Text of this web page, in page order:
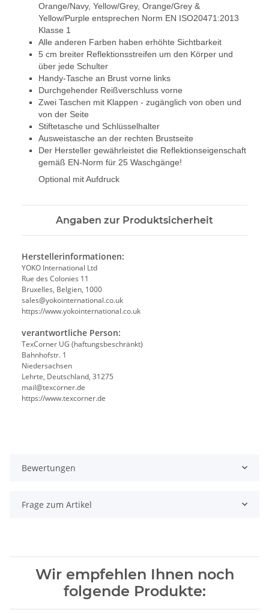
Orange/Navy, Yellow/Grey, Orange/Grey &
Yellow/Purple entsprechen Norm EN ISO20471:2013
Klasse 1
Alle anderen Farben haben erhöhte Sichtbarkeit
5 cm breiter Reflektionsstreifen um den Körper und
über jede Schulter
Handy-Tasche an Brust vorne links
Durchgehender Reißverschluss vorne
Zwei Taschen mit Klappen - zugänglich von oben und
von der Seite
Stiftetasche und Schlüsselhalter
Ausweistasche an der rechten Brustseite
Der Hersteller gewährleistet die Reflektionseigenschaft
gemäß EN-Norm für 25 Waschgänge!
Optional mit Aufdruck
Angaben zur Produktsicherheit
Herstellerinformationen:
YOKO International Ltd
Rue des Colonies 11
Bruxelles, Belgien, 1000
sales@yokointernational.co.uk
https://www.yokointernational.co.uk
verantwortliche Person:
TexCorner UG (haftungsbeschränkt)
Bahnhofstr. 1
Niedersachsen
Lehrte, Deutschland, 31275
mail@texcorner.de
https://www.texcorner.de
Bewertungen
Frage zum Artikel
Wir empfehlen Ihnen noch
folgende Produkte: